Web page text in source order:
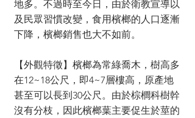
地多。不過時至今日，由於衛教宣導以
及民眾習慣改變，食用檳榔的人口逐漸
下降，檳榔銷售也大不如前。
【外觀特徵】檳榔為常綠喬木，樹高多
在12~18公尺，即4~7層樓高，原產地
甚至可以長到30公尺。由於棕櫚科樹幹
沒有分枝，因此檳榔葉主要促生於莖的